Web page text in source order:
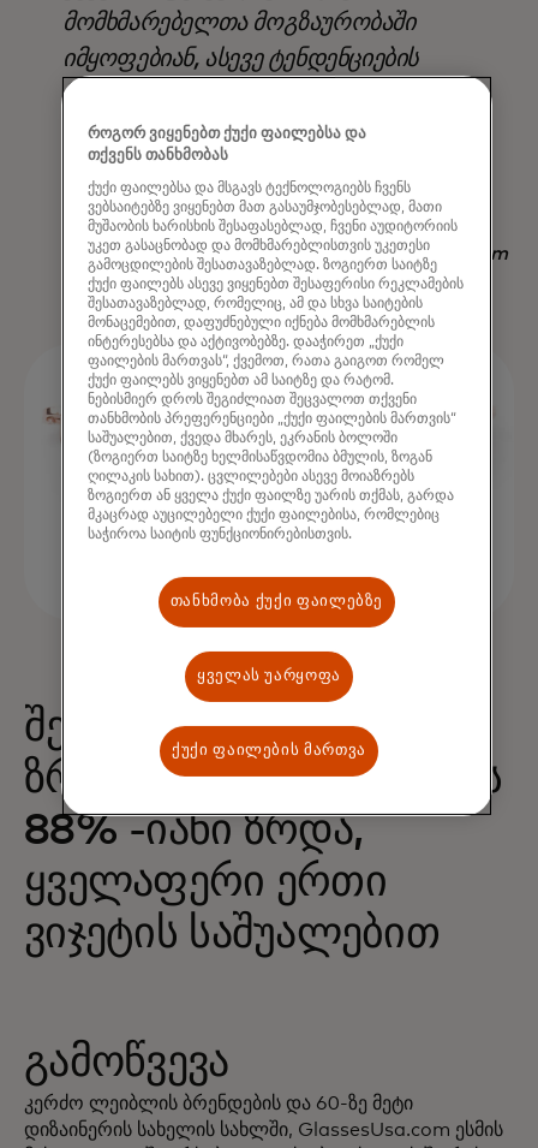
მომხმარებელთა მოგზაურობაში
იმყოფებიან, ასევე ტენდენციების
მიხედვით, რაც ხელმისაწვდომობს
სხვა სტრატეგიას - არა მხოლოდ
გამოყვანის, არამედ დროის
დაზოგვის "
Nadav Yekutiel, Head of Data, GlassesUSA.com
შესყიდვების 68% -იანი
ზრდა და შემოსავლების
88% -იანი ზრდა,
ყველაფერი ერთი
ვიჯეტის საშუალებით
გამოწვევა
კერძო ლეიბლის ბრენდების და 60-ზე მეტი
დიზაინერის სახელის სახლში, GlassesUsa.com ესმის
როგორ ვიყენებთ ქუქი ფაილებსა და
თქვენს თანხმობას
ქუქი ფაილებსა და მსგავს ტექნოლოგიებს ჩვენს
ვებსაიტებზე ვიყენებთ მათ გასაუმჯობესებლად, მათი
მუშაობის ხარისხის შესაფასებლად, ჩვენი აუდიტორიის
უკეთ გასაცნობად და მომხმარებლისთვის უკეთესი
გამოცდილების შესათავაზებლად. ზოგიერთ საიტზე
ქუქი ფაილებს ასევე ვიყენებთ შესაფერისი რეკლამების
შესათავაზებლად, რომელიც, ამ და სხვა საიტების
მონაცემებით, დაფუძნებული იქნება მომხმარებლის
ინტერესებსა და აქტივობებზე. დააჭირეთ „ქუქი
ფაილების მართვას“, ქვემოთ, რათა გაიგოთ რომელ
ქუქი ფაილებს ვიყენებთ ამ საიტზე და რატომ.
ნებისმიერ დროს შეგიძლიათ შეცვალოთ თქვენი
თანხმობის პრეფერენციები „ქუქი ფაილების მართვის“
საშუალებით, ქვედა მხარეს, ეკრანის ბოლოში
(ზოგიერთ საიტზე ხელმისაწვდომია ბმულის, ზოგან
ღილაკის სახით). ცვლილებები ასევე მოიაზრებს
ზოგიერთ ან ყველა ქუქი ფაილზე უარის თქმას, გარდა
მკაცრად აუცილებელი ქუქი ფაილებისა, რომლებიც
საჭიროა საიტის ფუნქციონირებისთვის.
თანხმობა ქუქი ფაილებზე
ყველას უარყოფა
ქუქი ფაილების მართვა